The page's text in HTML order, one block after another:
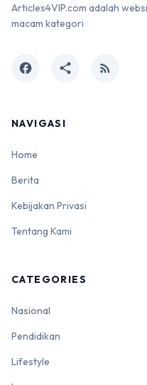
Articles4VIP.com adalah
macam kategori
facebook share rss_feed
NAVIGASI
Home
Berita
Kebijakan Privasi
Tentang Kami
CATEGORIES
Nasional
Pendidikan
Lifestyle